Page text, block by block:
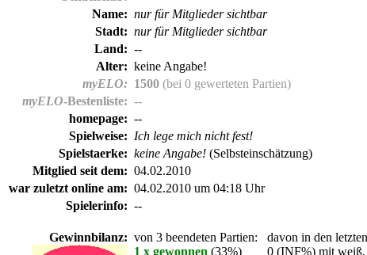
Name: nur für Mitglieder sichtbar
Stadt: nur für Mitglieder sichtbar
Land: --
Alter: keine Angabe!
myELO: 1500 (bei 0 gewerteten Partien)
myELO-Bestenliste: --
homepage: --
Spielweise: Ich lege mich nicht fest!
Spielstaerke: keine Angabe! (Selbsteinschätzung)
Mitglied seit dem: 04.02.2010
war zuletzt online am: 04.02.2010 um 04:18 Uhr
Spielerinfo: --
Gewinnbilanz: von 3 beendeten Partien: davon in den
1 x gewonnen (33%) 0 (INF%) mit